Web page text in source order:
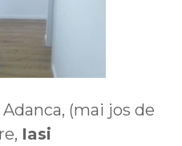
(mai jos de
Iasi